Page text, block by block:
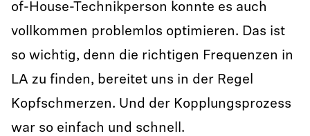
of-House-Technikperson konnte es auch
vollkommen problemlos optimieren. Das ist
so wichtig, denn die richtigen Frequenzen in
LA zu finden, bereitet uns in der Regel
Kopfschmerzen. Und der Kopplungsprozess
war so einfach und schnell.